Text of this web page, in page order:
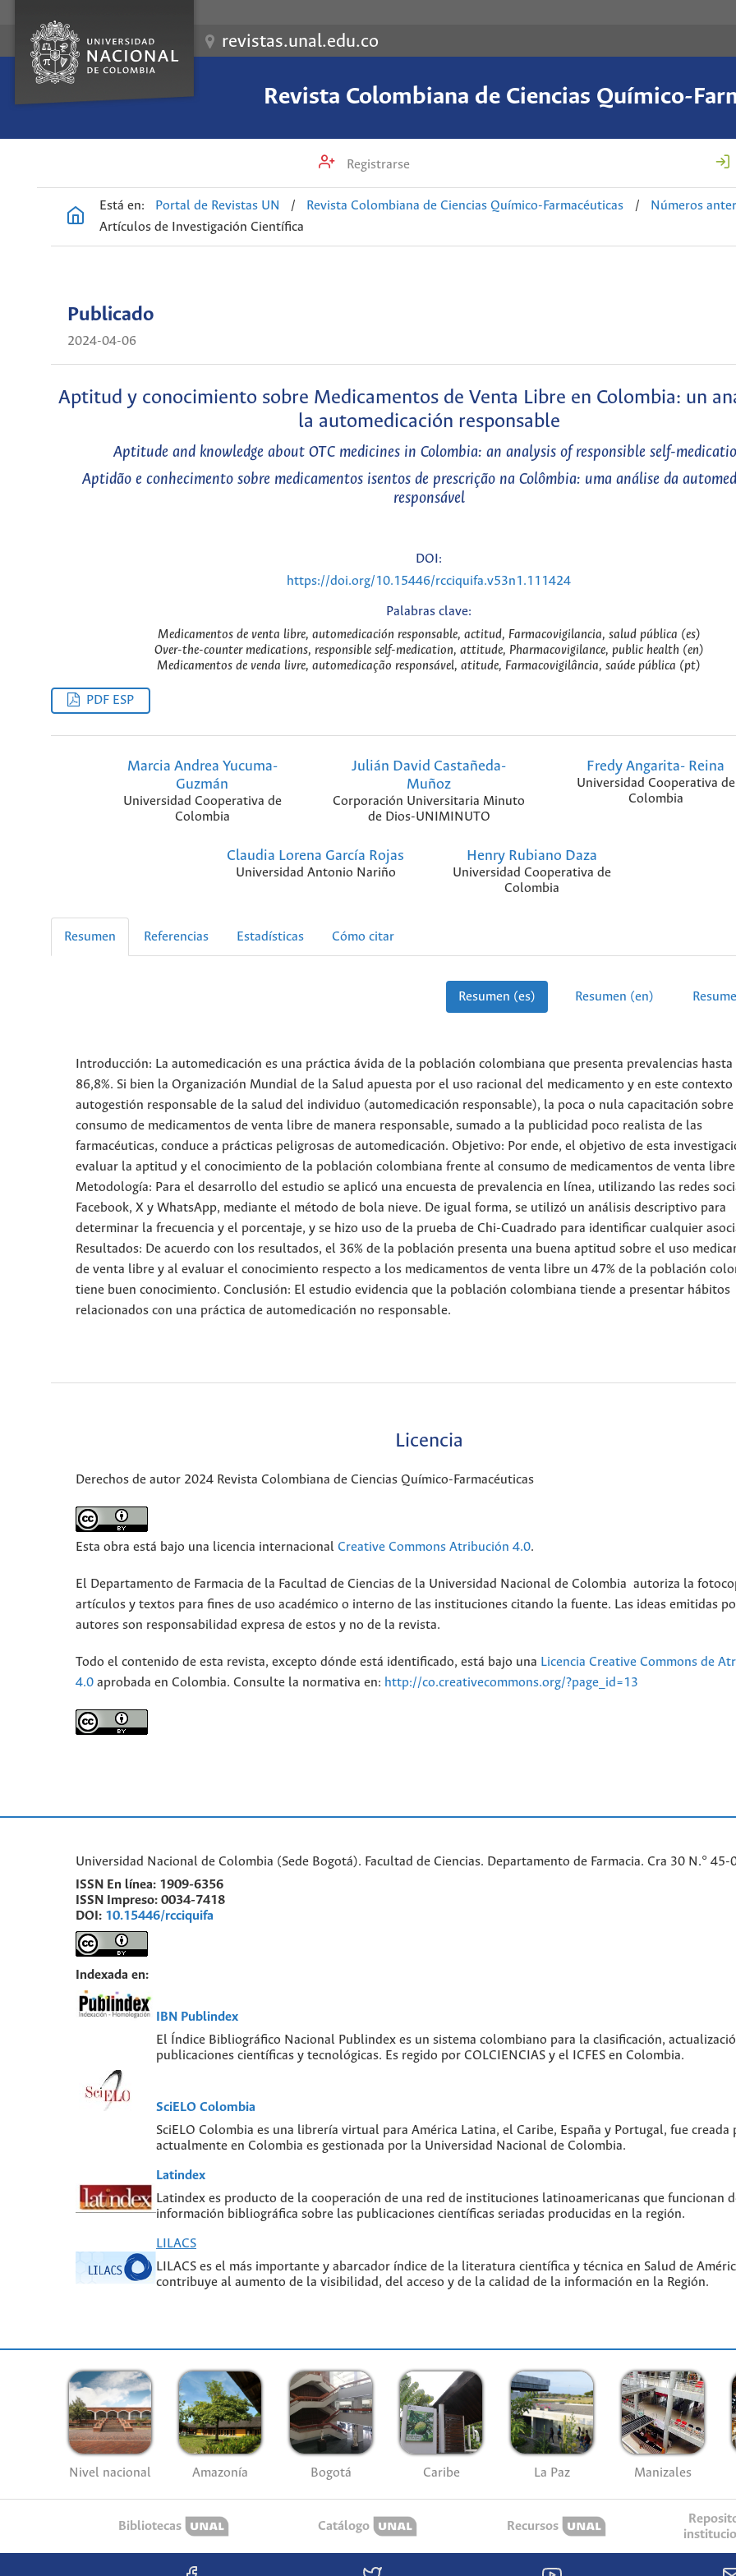
revistas.unal.edu.co
Revista Colombiana de Ciencias Químico-
Registrarse
Está en: Portal de Revistas UN / Revista Colombiana de Ciencias Químico-Farmacéuticas / Números
Artículos de Investigación Científica
Publicado
2024-04-06
Aptitud y conocimiento sobre Medicamentos de Venta Libre en Colombia: un
la automedicación responsable
Aptitude and knowledge about OTC medicines in Colombia: an analysis of responsible self-
Aptidão e conhecimento sobre medicamentos isentos de prescrição na Colômbia: uma análise da
responsável
DOI:
https://doi.org/10.15446/rcciquifa.v53n1.111424
Palabras clave:
Medicamentos de venta libre, automedicación responsable, actitud, Farmacovigilancia, salud pública (es)
Over-the-counter medications, responsible self-medication, attitude, Pharmacovigilance, public health (en)
Medicamentos de venda livre, automedicação responsável, atitude, Farmacovigilância, saúde pública (pt)
PDF ESP
Marcia Andrea Yucuma-
Guzmán
Universidad Cooperativa de
Colombia
Julián David Castañeda-
Muñoz
Corporación Universitaria Minuto
de Dios-UNIMINUTO
Fredy Angarita- Reina
Universidad Cooperativa de
Colombia
Claudia Lorena García Rojas
Universidad Antonio Nariño
Henry Rubiano Daza
Universidad Cooperativa de
Colombia
Resumen Referencias Estadísticas Cómo citar
Resumen (es) Resumen (en)
Introducción: La automedicación es una práctica ávida de la población colombiana que presenta prevalencias hasta
86,8%. Si bien la Organización Mundial de la Salud apuesta por el uso racional del medicamento y en este contexto
autogestión responsable de la salud del individuo (automedicación responsable), la poca o nula capacitación sobre
consumo de medicamentos de venta libre de manera responsable, sumado a la publicidad poco realista de las
farmacéuticas, conduce a prácticas peligrosas de automedicación. Objetivo: Por ende, el objetivo de esta
evaluar la aptitud y el conocimiento de la población colombiana frente al consumo de medicamentos de venta
Metodología: Para el desarrollo del estudio se aplicó una encuesta de prevalencia en línea, utilizando las redes
Facebook, X y WhatsApp, mediante el método de bola nieve. De igual forma, se utilizó un análisis descriptivo para
determinar la frecuencia y el porcentaje, y se hizo uso de la prueba de Chi-Cuadrado para identificar cualquier
Resultados: De acuerdo con los resultados, el 36% de la población presenta una buena aptitud sobre el uso
de venta libre y al evaluar el conocimiento respecto a los medicamentos de venta libre un 47% de la población
tiene buen conocimiento. Conclusión: El estudio evidencia que la población colombiana tiende a presentar hábitos
relacionados con una práctica de automedicación no responsable.
Licencia
Derechos de autor 2024 Revista Colombiana de Ciencias Químico-Farmacéuticas
Esta obra está bajo una licencia internacional Creative Commons Atribución 4.0.
El Departamento de Farmacia de la Facultad de Ciencias de la Universidad Nacional de Colombia autoriza la
artículos y textos para fines de uso académico o interno de las instituciones citando la fuente. Las ideas emitidas
autores son responsabilidad expresa de estos y no de la revista.
Todo el contenido de esta revista, excepto dónde está identificado, está bajo una Licencia Creative Commons de
4.0 aprobada en Colombia. Consulte la normativa en: http://co.creativecommons.org/?page_id=13
Universidad Nacional de Colombia (Sede Bogotá). Facultad de Ciencias. Departamento de Farmacia. Cra 30 N.°
ISSN En línea: 1909-6356
ISSN Impreso: 0034-7418
DOI: 10.15446/rcciquifa
Indexada en:
IBN Publindex
El Índice Bibliográfico Nacional Publindex es un sistema colombiano para la clasificación,
publicaciones científicas y tecnológicas. Es regido por COLCIENCIAS y el ICFES en Colombia.
SciELO Colombia
SciELO Colombia es una librería virtual para América Latina, el Caribe, España y Portugal, fue creada
actualmente en Colombia es gestionada por la Universidad Nacional de Colombia.
Latindex
Latindex es producto de la cooperación de una red de instituciones latinoamericanas que funcionan
información bibliográfica sobre las publicaciones científicas seriadas producidas en la región.
LILACS
LILACS es el más importante y abarcador índice de la literatura científica y técnica en Salud de
contribuye al aumento de la visibilidad, del acceso y de la calidad de la información en la Región.
Nivel nacional Amazonía Bogotá Caribe La Paz Manizales
Bibliotecas Catálogo Recursos